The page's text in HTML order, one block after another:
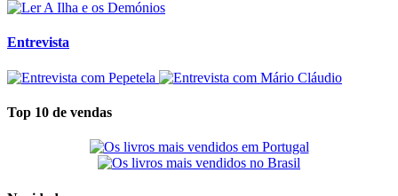
Entrevista
Top 10 de vendas